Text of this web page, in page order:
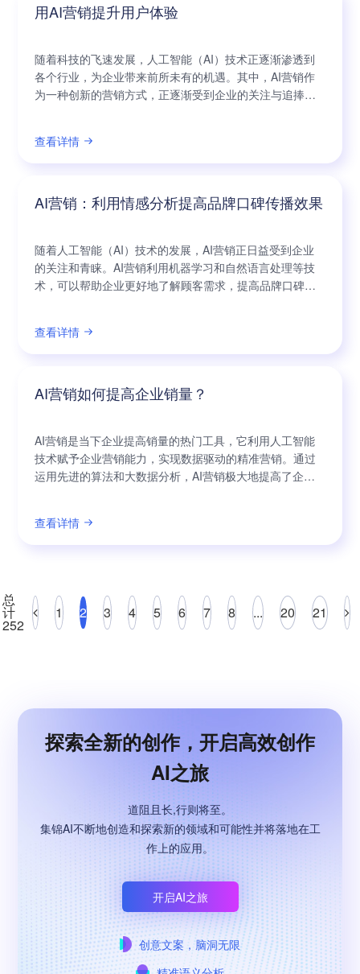
用AI营销提升用户体验
随着科技的飞速发展，人工智能（AI）技术正逐渐渗透到
各个行业，为企业带来前所未有的机遇。其中，AI营销作
为一种创新的营销方式，正逐渐受到企业的关注与追捧。
义，就是将人工智能技术应用于营销活动中，从而实现更
精准、更个性化的营销策略。以往传统的营销方式往往采
查看详情
AI营销：利用情感分析提高品牌口碑传播效果
随着人工智能（AI）技术的发展，AI营销正日益受到企业
的关注和青睐。AI营销利用机器学习和自然语言处理等技
术，可以帮助企业更好地了解顾客需求，提高品牌口碑的
定位品牌形象，提升品牌的口碑传播效果。 情感分析是一
种通过分析言语和文字中的情感内容，来识别和理解人类
查看详情
AI营销如何提高企业销量？
AI营销是当下企业提高销量的热门工具，它利用人工智能
技术赋予企业营销能力，实现数据驱动的精准营销。通过
运用先进的算法和大数据分析，AI营销极大地提高了企业
用户的行为、兴趣和需求进行精细化分析，绘制出全面而
准确的用户画像。企业可以基于这些画像，准确锁定潜在
查看详情
总
计
252
1 2 3 4 5 6 7 8 ... 20 21
探索全新的创作，开启高效创作
AI之旅
道阻且长,行则将至。
集锦AI不断地创造和探索新的领域和可能性并将落地在工
作上的应用。
开启AI之旅
创意文案，脑洞无限